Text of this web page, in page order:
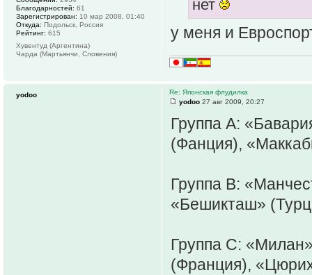
нет
у меня и
Благодарностей: 61
Зарегистрирован: 10 мар 2008, 01:40
Откуда: Подольск, Россия
Рейтинг: 615
Хувентуд (Аргентина)
Чарда (Мартьянчи, Словения)
Re: Японская флудилка
yodoo 27 авг 2009, 20:27
Группа A:
(Фанция),
Группа B:
«Бешикташ»
Группа С:
(Франция),
yodoo